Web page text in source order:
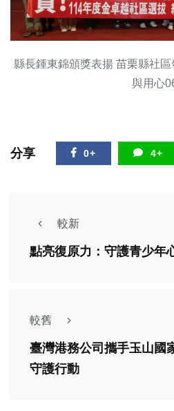
縣長鍾東錦頒獎表揚 苗栗縣社
與用心
分享 0+ 4+
較新
點亮復原力：守護青少年
較舊
臺灣港務公司攜手玉山國
守護行動